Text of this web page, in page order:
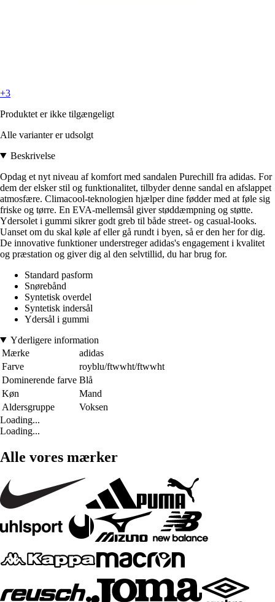
+3
Produktet er ikke tilgængeligt
Alle varianter er udsolgt
Beskrivelse
Opdag et nyt niveau af komfort med sandalen Purechill fra adidas. For
dem der elsker stil og funktionalitet, tilbyder denne sandal en afslappet
atmosfære. Climacool-teknologien hjælper dine fødder med at føle sig
friske og tørre. En EVA-mellemsål giver støddæmpning og støtte.
Ydersolet i gummi sikrer godt greb til både street- og casual-looks.
Uanset om du skal køle af eller gå rundt i byen, så er den her for dig.
De innovative funktioner understreger adidas's engagement i kvalitet
og præstation og giver dig al den selvtillid, du har brug for.
Standard pasform
Snørebånd
Syntetisk overdel
Syntetisk indersål
Ydersål i gummi
Yderligere information
Mærke
adidas
Farve
royblu/ftwwht/ftwwht
Dominerende farve Blå
Køn
Mand
Aldersgruppe
Voksen
Loading...
Loading...
Alle vores mærker